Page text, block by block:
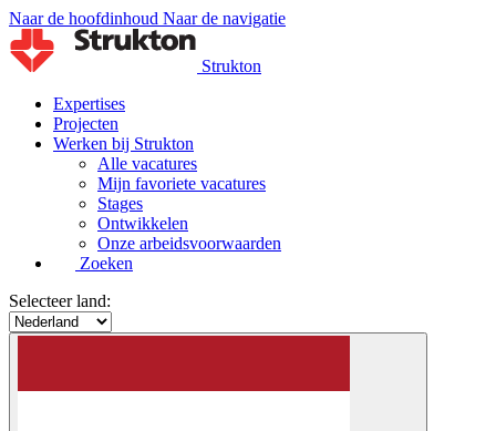
Naar de hoofdinhoud Naar de navigatie
Strukton
Expertises
Projecten
Werken bij Strukton
Alle vacatures
Mijn favoriete vacatures
Stages
Ontwikkelen
Onze arbeidsvoorwaarden
Zoeken
Selecteer land: